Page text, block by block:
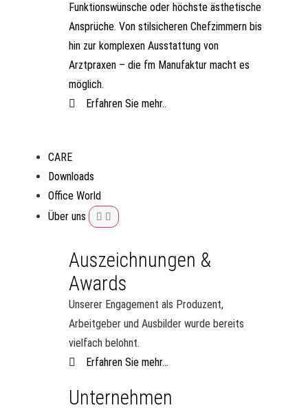
Funktionswünsche oder höchste ästhetische
Ansprüche. Von stilsicheren Chefzimmern bis
hin zur komplexen Ausstattung von
Arztpraxen – die fm Manufaktur macht es
möglich.
Erfahren Sie mehr..
CARE
Downloads
Office World
Über uns
Auszeichnungen &
Awards
Unserer Engagement als Produzent,
Arbeitgeber und Ausbilder wurde bereits
vielfach belohnt.
Erfahren Sie mehr...
Unternehmen